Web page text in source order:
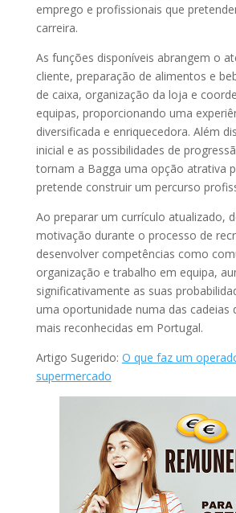
emprego e profissionais que
carreira.
As funções disponíveis abrangem o
cliente, preparação de alimentos e
de caixa, organização da loja e
equipas, proporcionando uma
diversificada e enriquecedora. Além
inicial e as possibilidades de
tornam a Bagga uma opção atrativa
pretende construir um percurso
Ao preparar um currículo atualizado,
motivação durante o processo de
desenvolver competências como
organização e trabalho em equipa,
significativamente as suas
uma oportunidade numa das cadeias
mais reconhecidas em Portugal.
Artigo Sugerido: O que faz um
supermercado